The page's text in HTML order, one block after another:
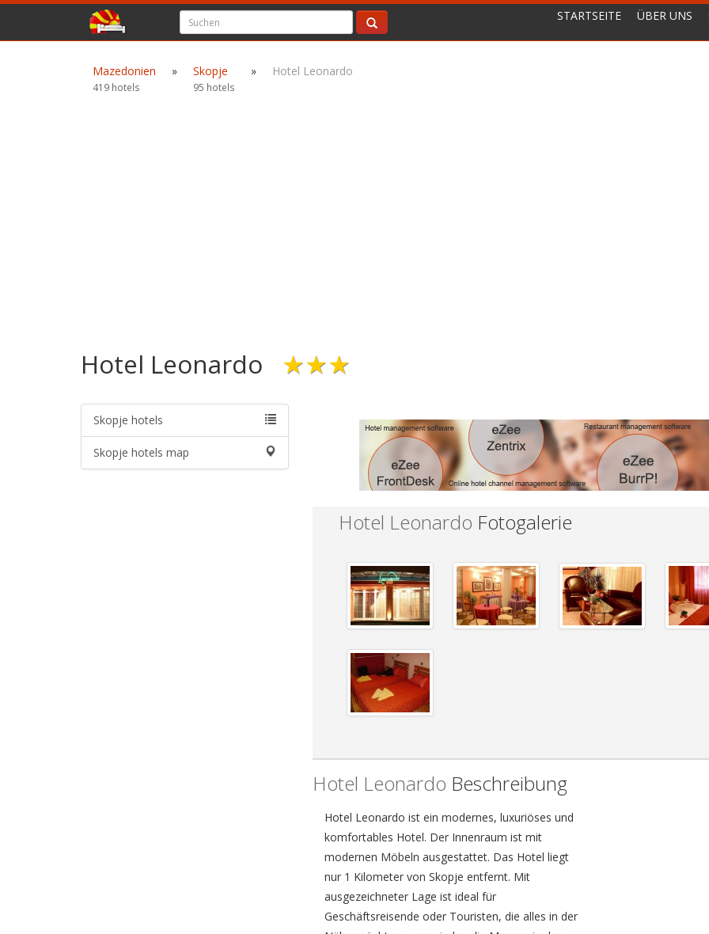
STARTSEITE ÜBER UNS
Mazedonien
419 hotels
» Skopje
95 hotels
» Hotel Leonardo
Hotel Leonardo ★★★
Skopje hotels
Skopje hotels map
Hotel Leonardo Fotogalerie
Hotel Leonardo Beschreibung
Hotel Leonardo ist ein modernes, luxuriöses und
komfortables Hotel. Der Innenraum ist mit
modernen Möbeln ausgestattet. Das Hotel liegt
nur 1 Kilometer von Skopje entfernt. Mit
ausgezeichneter Lage ist ideal für
Geschäftsreisende oder Touristen, die alles in der